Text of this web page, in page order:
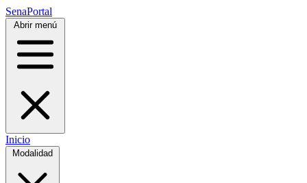
SenaPortal
Abrir menú
Inicio